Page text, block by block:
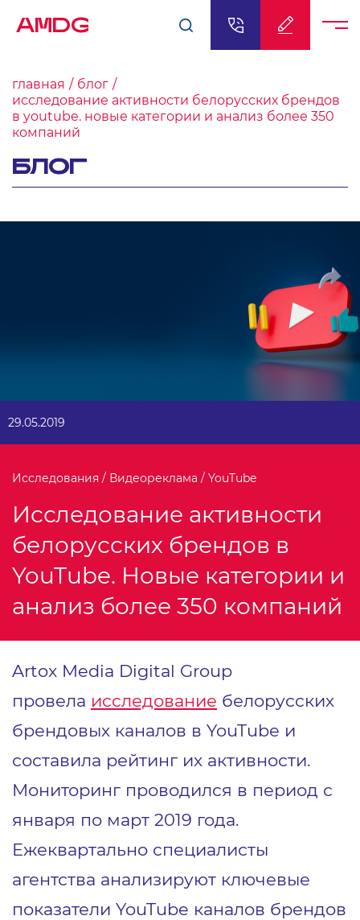
AMDG
главная
блог
исследование активности белорусских брендов
в youtube. новые категории и анализ более 350
компаний
БЛОГ
29.05.2019
Исследования / Видеореклама / YouTube
Исследование активности
белорусских брендов в
YouTube. Новые категории и
анализ более 350 компаний
Artox Media Digital Group
провела исследование белорусских
брендовых каналов в YouTube и
составила рейтинг их активности.
Мониторинг проводился в период с
января по март 2019 года.
Ежеквартально специалисты
агентства анализируют ключевые
показатели YouTube каналов брендов